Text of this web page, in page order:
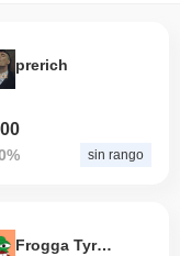
prerich
sin rango
Frogga Tyrone